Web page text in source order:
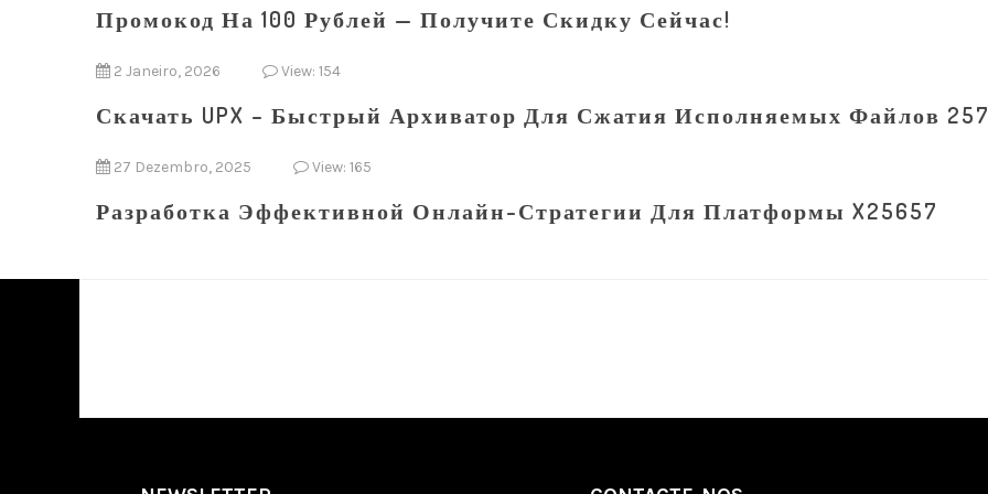
Промокод На 100 Рублей — Получите Скидку Сейчас!
2 Janeiro, 2026 View: 154
Скачать UPX – Быстрый Архиватор Для Сжатия Исполняемых Файлов
27 Dezembro, 2025 View: 165
Разработка Эффективной Онлайн-Стратегии Для Платформы X25657